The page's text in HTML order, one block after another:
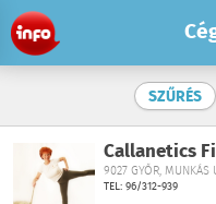
SZŰRÉS
Callanetics
9027 GYŐR, MUNKÁS
TEL: 96/312-939